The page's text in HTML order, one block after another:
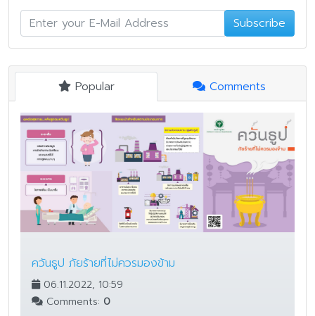
Subscribe
Popular Comments
ควันธูป ภัยร้ายที่ไม่ควรมองข้าม
06.11.2022, 10:59
Comments: 0